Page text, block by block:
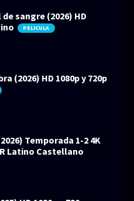
sangre (2026) HD
PELICULA
(2026) HD 1080p y 720p
Temporada 1-2 4K
Latino Castellano